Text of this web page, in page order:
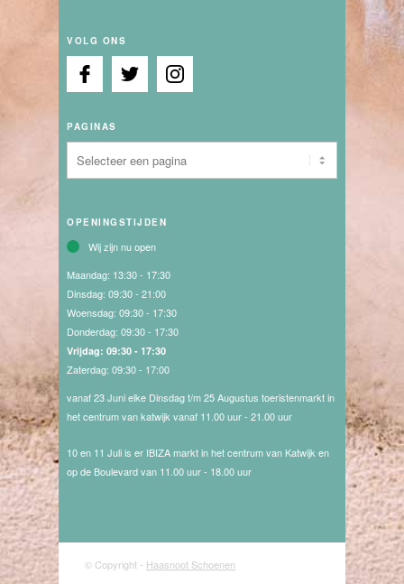
VOLG ONS
PAGINAS
OPENINGSTIJDEN
Wij zijn nu open
Maandag: 13:30 - 17:30
Dinsdag: 09:30 - 21:00
Woensdag: 09:30 - 17:30
Donderdag: 09:30 - 17:30
Vrijdag: 09:30 - 17:30
Zaterdag: 09:30 - 17:00
vanaf 23 Juni elke Dinsdag t/m 25 Augustus toeristenmarkt in
het centrum van katwijk vanaf 11.00 uur - 21.00 uur
10 en 11 Juli is er IBIZA markt in het centrum van Katwijk en
op de Boulevard van 11.00 uur - 18.00 uur
© Copyright - Haasnoot Schoenen